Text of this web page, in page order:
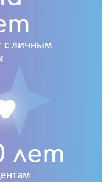
с личным
лет